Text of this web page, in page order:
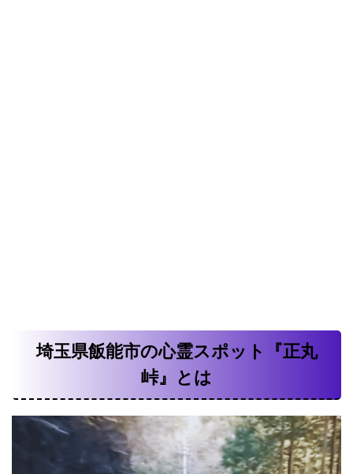
埼玉県飯能市の心霊スポット『正丸
峠』とは